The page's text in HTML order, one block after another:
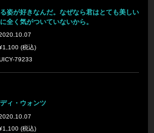
姿が好きなんだ。なぜなら君はとても美しい
全く気がついていないから。
(税込)
79233
ィ・ウォンツ
(税込)